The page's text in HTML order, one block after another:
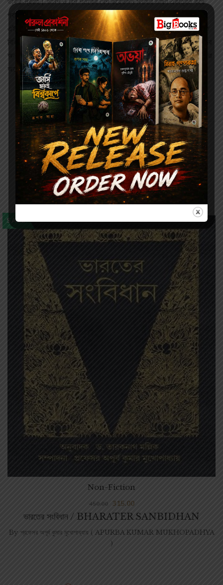
প্রস্তুত এই সংকলনে পাঠক অনুভব করবেন। তদানীন্তন যুগস্পন্দন। পাশাপাশি
এইসব ভাষণে মিলবে সাহিত‌্য, বিজ্ঞান, শিল্পকলা, সংস্কৃতি, সমাজসংস্কার, ধর্ম প্রভৃতি
বিভিন্ন বিষয়ে শিক্ষাবহ চিন্তা ও চেতনার অনুরণন। রবীন্দ্রনাথ, শরৎচন্দ্র, বিবেকানন্দের
অনায়াসলভ‌্য ভাষণ যেমন এতে গৃহীত, তেমনই স্থান পেয়েছে বহু আয়াসে উদ্ধার করা
অনেক খ‌্যাতনামা ব‌্যক্তিত্বের দুষ্প্রাপ‌্য ভাষণও।
Related products
SALE
ভারতের সংবিধান / BHARATER SANBIDHAN
Non-Fiction
450.00 315.00
By প্রফেসর অপূর্ব কুমার মুখোপাধ্যায় ( APURBA KUMAR MUKHOPADHYA
)